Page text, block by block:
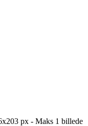
px - Maks 1 billede